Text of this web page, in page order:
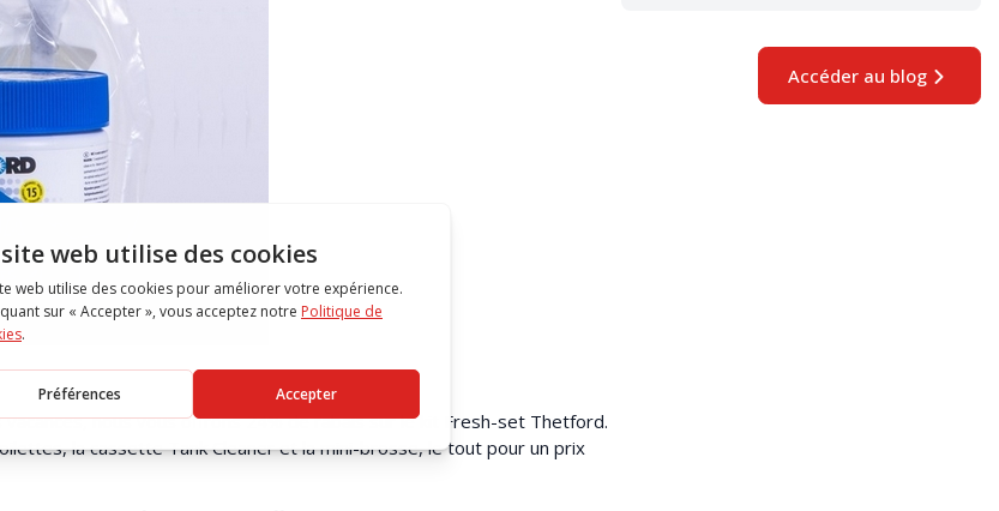
nous vous offrons 24% de rabais sur le kit Fresh-set Thetford.
la cassette Tank Cleaner et la mini-brosse, le tout pour un prix
Accéder au blog